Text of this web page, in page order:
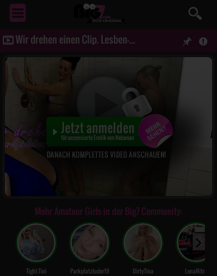
EROTIKVON NEBENAN ...
Wir drehen einen Clip. Lesben-Spielchen unter der Dusche
Mehr Amateur Girls in der Big7 Community:
Tight-Tini Parkplatzluder19 DirtyTina LenaNitro